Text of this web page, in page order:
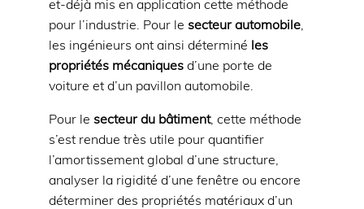
et-déjà mis en application cette méthode
pour l’industrie. Pour le secteur automobile,
les ingénieurs ont ainsi déterminé les
propriétés mécaniques d’une porte de
voiture et d’un pavillon automobile.
Pour le secteur du bâtiment, cette méthode
s’est rendue très utile pour quantifier
l’amortissement global d’une structure,
analyser la rigidité d’une fenêtre ou encore
déterminer des propriétés matériaux d’un